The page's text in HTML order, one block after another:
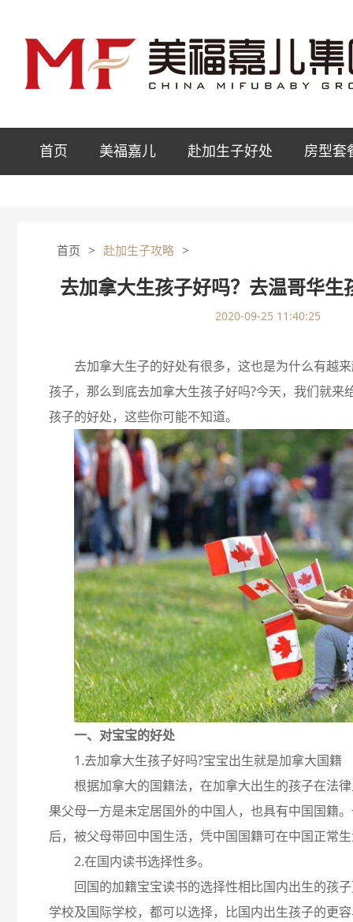
首页 美福嘉儿 赴加生子好处 房型套
首页 > 赴加生子攻略 >
去加拿大生孩子好吗？去温哥华生
2020-09-25 11:40:25
去加拿大生子的好处有很多，这也是为什么有越
孩子，那么到底去加拿大生孩子好吗?今天，我们就来
孩子的好处，这些你可能不知道。
一、对宝宝的好处
1.去加拿大生孩子好吗?宝宝出生就是加拿大国籍
根据加拿大的国籍法，在加拿大出生的孩子在法
果父母一方是未定居国外的中国人，也具有中国国籍
后，被父母带回中国生活，凭中国国籍可在中国正常
2.在国内读书选择性多。
回国的加籍宝宝读书的选择性相比国内出生的孩
学校及国际学校，都可以选择，比国内出生孩子的更